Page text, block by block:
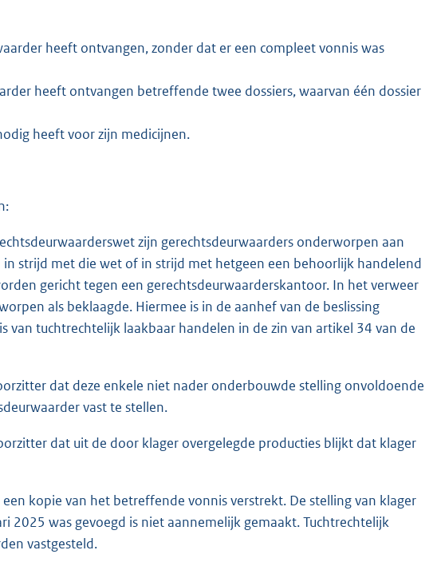
heeft ontvangen, zonder dat er een compleet vonnis was
heeft ontvangen betreffende twee dossiers, waarvan één dossier
heeft voor zijn medicijnen.
zijn gerechtsdeurwaarders onderworpen aan
strijd met die wet of in strijd met hetgeen een behoorlijk handelend
gericht tegen een gerechtsdeurwaarderskantoor. In het verweer
als beklaagde. Hiermee is in de aanhef van de beslissing
van tuchtrechtelijk laakbaar handelen in de zin van artikel 34 van de
dat deze enkele niet nader onderbouwde stelling onvoldoende
vast te stellen.
dat uit de door klager overgelegde producties blijkt dat klager
kopie van het betreffende vonnis verstrekt. De stelling van klager
2025 was gevoegd is niet aannemelijk gemaakt. Tuchtrechtelijk
vastgesteld.